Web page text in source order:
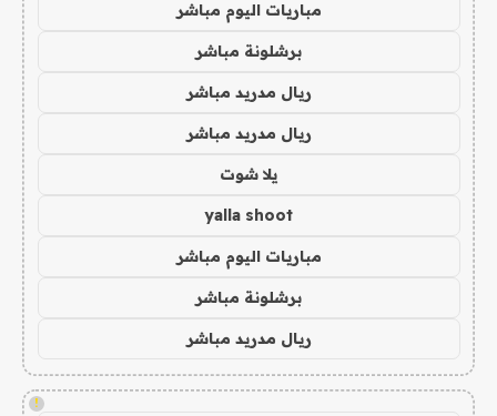
مباريات اليوم مباشر
برشلونة مباشر
ريال مدريد مباشر
ريال مدريد مباشر
يلا شوت
yalla shoot
مباريات اليوم مباشر
برشلونة مباشر
ريال مدريد مباشر
!